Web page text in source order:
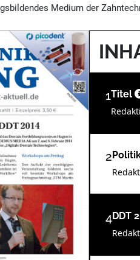
Medium der
1Titel
2
4DDT